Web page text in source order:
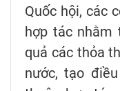
Quốc hội, các
hợp tác nhằm
quả các thỏa
nước, tạo